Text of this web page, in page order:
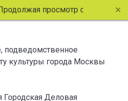
просмотр страниц
подведомственное
культуры города Москвы
Городская Деловая